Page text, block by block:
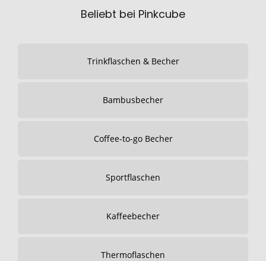
Beliebt bei Pinkcube
Trinkflaschen & Becher
Bambusbecher
Coffee-to-go Becher
Sportflaschen
Kaffeebecher
Thermoflaschen